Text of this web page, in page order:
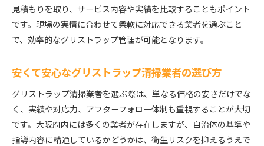
見積もりを取り、サービス内容や実績を比較することもポイント
です。現場の実情に合わせて柔軟に対応できる業者を選ぶこと
で、効率的なグリストラップ管理が可能となります。
安くて安心なグリストラップ清掃業者の選び方
グリストラップ清掃業者を選ぶ際は、単なる価格の安さだけでな
く、実績や対応力、アフターフォロー体制も重視することが大切
です。大阪府内には多くの業者が存在しますが、自治体の基準や
指導内容に精通しているかどうかは、衛生リスクを抑えるうえで